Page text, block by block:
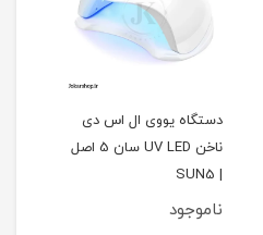
دستگاه یووی ال اس دی
ناخن UV LED سان 5 اصل
| SUN5
ناموجود